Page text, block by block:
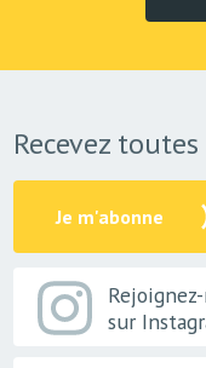
Recevez
Je m'abonne
sur